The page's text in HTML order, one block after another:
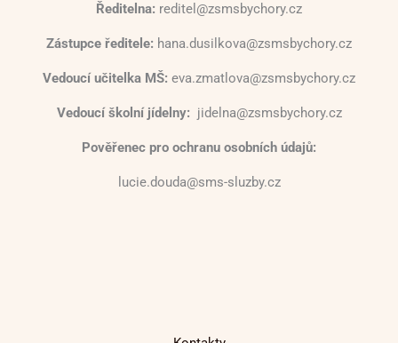
Ředitelna: reditel@zsmsbychory.cz
Zástupce ředitele: hana.dusilkova@zsmsbychory.cz
Vedoucí učitelka MŠ: eva.zmatlova@zsmsbychory.cz
Vedoucí školní jídelny: jidelna@zsmsbychory.cz
Pověřenec pro ochranu osobních údajů:
lucie.douda@sms-sluzby.cz